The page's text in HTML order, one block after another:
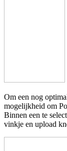
Om een nog
mogelijkheid om
Binnen een te
vinkje en upload